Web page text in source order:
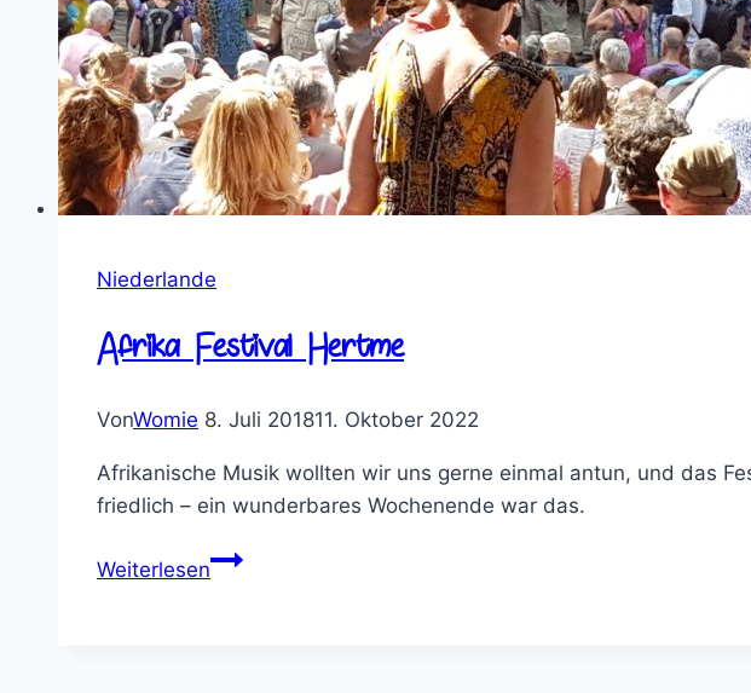
Niederlande
Afrika Festival Hertme
VonWomie 8. Juli 201811. Oktober 2022
Afrikanische Musik wollten wir uns gerne einmal antun, und das
friedlich – ein wunderbares Wochenende war das.
WeiterlesenAfrika